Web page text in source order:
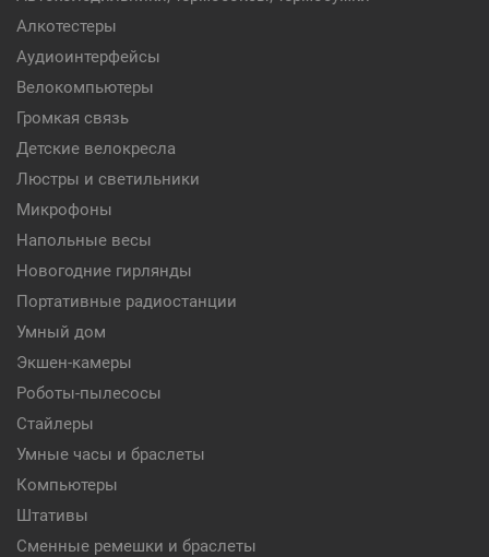
Алкотестеры
Аудиоинтерфейсы
Велокомпьютеры
Громкая связь
Детские велокресла
Люстры и светильники
Микрофоны
Напольные весы
Новогодние гирлянды
Портативные радиостанции
Умный дом
Экшен-камеры
Роботы-пылесосы
Стайлеры
Умные часы и браслеты
Компьютеры
Штативы
Сменные ремешки и браслеты